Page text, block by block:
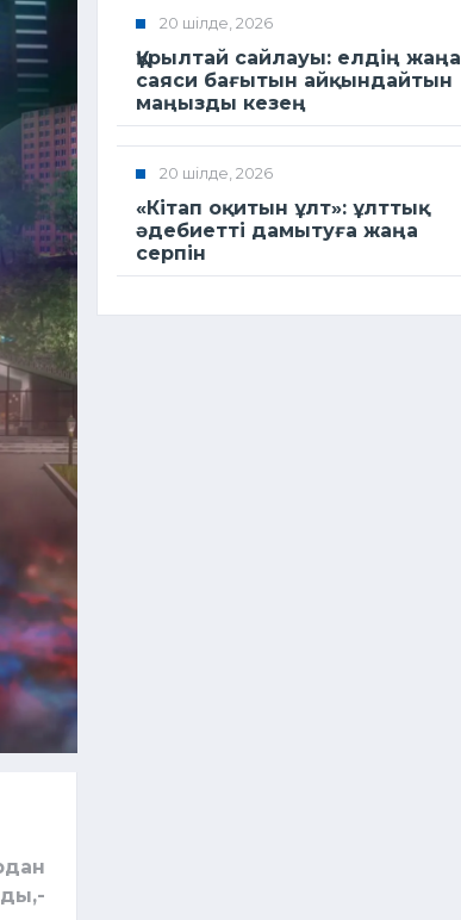
20 шілде, 2026
Құрылтай сайлауы: елдің жаңа
саяси бағытын айқындайтын
маңызды кезең
20 шілде, 2026
«Кітап оқитын ұлт»: ұлттық
әдебиетті дамытуға жаңа
серпін